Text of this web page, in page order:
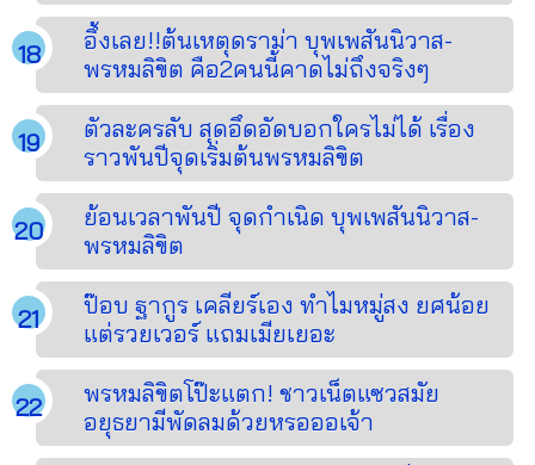
อึ้งเลย!!ต้นเหตุดราม่า บุพเพสันนิวาส-
พรหมลิขิต คือ2คนนี้คาดไม่ถึงจริงๆ
ตัวละครลับ สุดอึดอัดบอกใครไม่ได้ เรื่อง
ราวพันปีจุดเริ่มต้นพรหมลิขิต
ย้อนเวลาพันปี จุดกำเนิด บุพเพสันนิวาส-
พรหมลิขิต
ป๊อบ ฐากูร เคลียร์เอง ทำไมหมู่สง ยศน้อย
แต่รวยเวอร์ แถมเมียเยอะ
พรหมลิขิตโป๊ะแตก! ชาวเน็ตแซวสมัย
อยุธยามีพัดลมด้วยหรอออเจ้า